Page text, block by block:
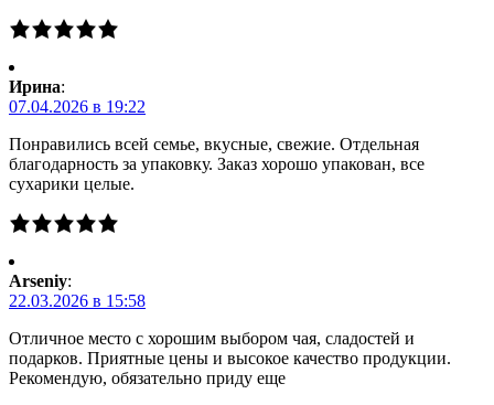
Ирина:
07.04.2026 в 19:22
Понравились всей семье, вкусные, свежие. Отдельная
благодарность за упаковку. Заказ хорошо упакован, все
сухарики целые.
Arseniy:
22.03.2026 в 15:58
Отличное место с хорошим выбором чая, сладостей и
подарков. Приятные цены и высокое качество продукции.
Рекомендую, обязательно приду еще